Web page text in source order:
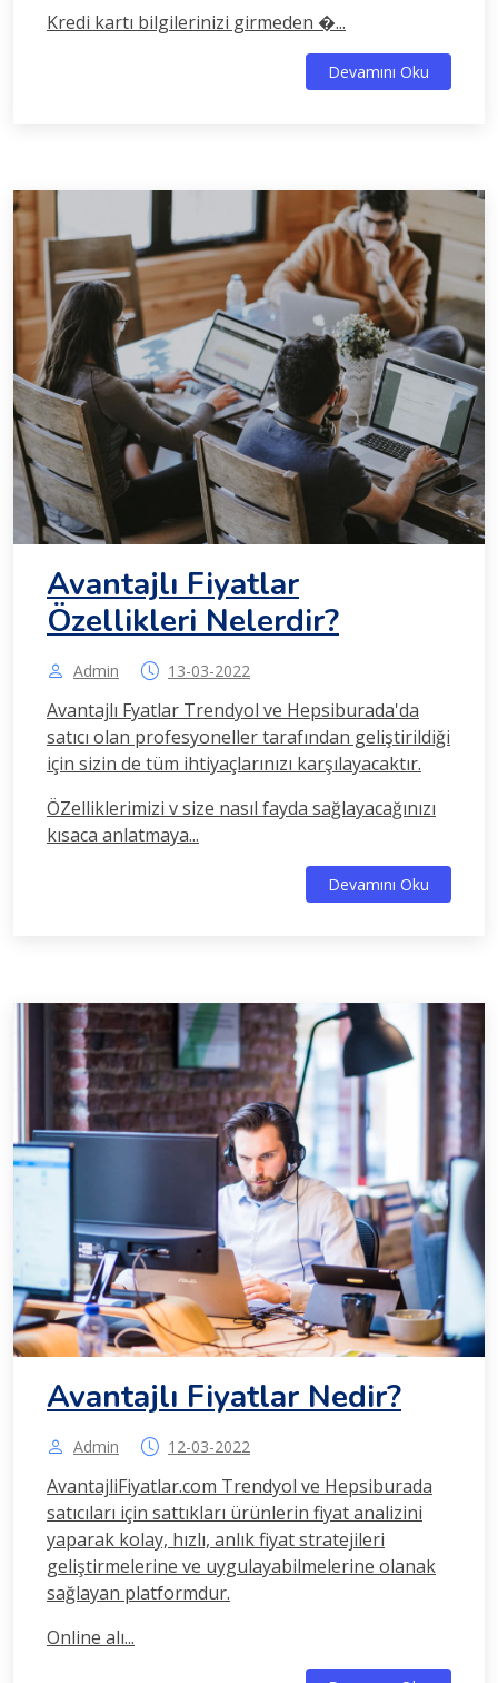
Kredi kartı bilgilerinizi girmeden �...
Devamını Oku
Avantajlı Fiyatlar
Özellikleri Nelerdir?
Admin 13-03-2022
Avantajlı Fyatlar Trendyol ve Hepsiburada'da
satıcı olan profesyoneller tarafından geliştirildiği
için sizin de tüm ihtiyaçlarınızı karşılayacaktır.
ÖZelliklerimizi v size nasıl fayda sağlayacağınızı
kısaca anlatmaya...
Devamını Oku
Avantajlı Fiyatlar Nedir?
Admin 12-03-2022
AvantajliFiyatlar.com Trendyol ve Hepsiburada
satıcıları için sattıkları ürünlerin fiyat analizini
yaparak kolay, hızlı, anlık fiyat stratejileri
geliştirmelerine ve uygulayabilmelerine olanak
sağlayan platformdur.
Online alı...